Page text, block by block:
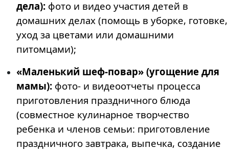
дела): фото и видео участия детей в
домашних делах (помощь в уборке, готовке,
уход за цветами или домашними
питомцами);
«Маленький шеф-повар» (угощение для
мамы): фото- и видеоотчеты процесса
приготовления праздничного блюда
(совместное кулинарное творчество
ребенка и членов семьи: приготовление
праздничного завтрака, выпечка, создание